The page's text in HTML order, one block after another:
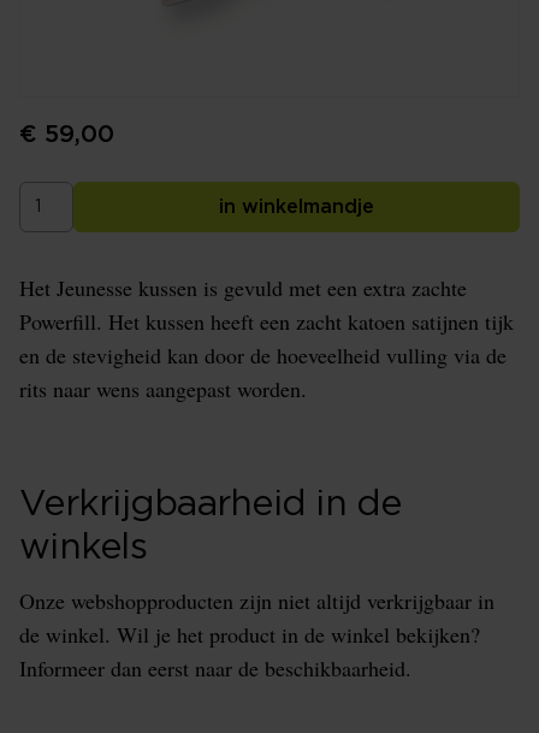
€ 59,00
in winkelmandje
Het Jeunesse kussen is gevuld met een extra zachte
Powerfill. Het kussen heeft een zacht katoen satijnen tijk
en de stevigheid kan door de hoeveelheid vulling via de
rits naar wens aangepast worden.
Verkrijgbaarheid in de
winkels
Onze webshopproducten zijn niet altijd verkrijgbaar in
de winkel. Wil je het product in de winkel bekijken?
Informeer dan eerst naar de beschikbaarheid.